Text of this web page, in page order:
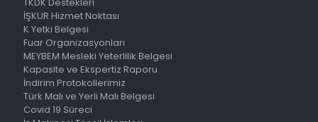
İŞKUR Hizmet Noktası
K Yetki Belgesi
Fuar Organizasyonları
MEYBEM Mesleki Yeterlilik Belgesi
Kapasite ve Ekspertiz Raporu
İndirim Protokollerimiz
Türk Malı ve Yerli Malı Belgesi
Covid 19 Süreci